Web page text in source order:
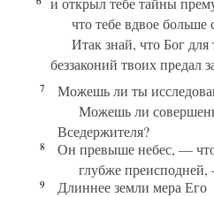
что тебе вдвое
Итак знай, что Бог для
беззаконий твоих предал
7
Можешь ли ты
Можешь ли
Вседержителя?
8
Он превыше небес, —
глубже
9
Длиннее земли мера Его